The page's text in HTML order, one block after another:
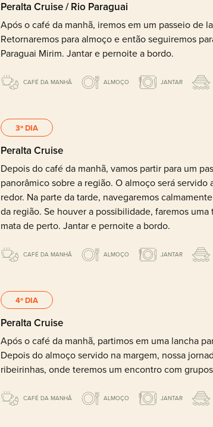
Peralta Cruise / Rio Paraguai
Após o café da manhã, iremos em um passeio de
Retornaremos para almoço e então seguiremos
Paraguai Mirim. Jantar e pernoite a bordo.
CAFÉ DA MANHÃ ALMOÇO JANTAR
3º DIA
Peralta Cruise
Depois do café da manhã, vamos partir para um
panorâmico sobre a região. O almoço será
redor. Na parte da tarde, navegaremos
da região. Se houver a possibilidade, faremos
mata de perto. Jantar e pernoite a bordo.
CAFÉ DA MANHÃ ALMOÇO JANTAR
4º DIA
Peralta Cruise
Após o café da manhã, partimos em uma lancha
Depois do almoço servido na margem, nossa
ribeirinhas, onde teremos um encontro com
CAFÉ DA MANHÃ ALMOÇO JANTAR